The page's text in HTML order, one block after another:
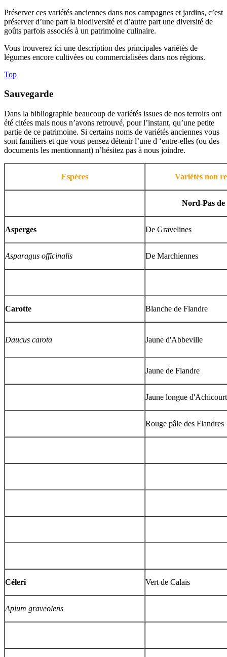
Préserver ces variétés anciennes dans nos campagnes et jardins, c’est
préserver d’une part la biodiversité et d’autre part une diversité de
goûts parfois associés à un patrimoine culinaire.
Vous trouverez ici une description des principales variétés de
légumes encore cultivées ou commercialisées dans nos régions.
Top
Sauvegarde
Dans la bibliographie beaucoup de variétés issues de nos terroirs ont
été citées mais nous n’avons retrouvé, pour l’instant, qu’une petite
partie de ce patrimoine. Si certains noms de variétés anciennes vous
sont familiers et que vous pensez détenir l’une d ‘entre-elles (ou des
documents les mentionnant) n’hésitez pas à nous joindre.
Espèces Variétés non
Nord-Pas de
Asperges De Gravelines
Asparagus officinalis De Marchiennes
Carotte Blanche de Flandre
Daucus carota Jaune d'Abbeville
Jaune de Flandre
Jaune longue d'Achicourt
Rouge pâle des Flandres
Céleri Vert de Calais
Apium graveolens